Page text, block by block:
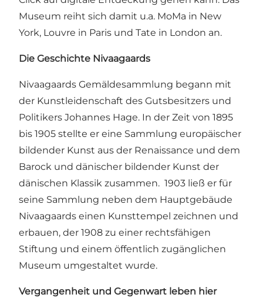
Museum reiht sich damit u.a. MoMa in New
York, Louvre in Paris und Tate in London an.
Die Geschichte Nivaagaards
Nivaagaards Gemäldesammlung begann mit
der Kunstleidenschaft des Gutsbesitzers und
Politikers Johannes Hage. In der Zeit von 1895
bis 1905 stellte er eine Sammlung europäischer
bildender Kunst aus der Renaissance und dem
Barock und dänischer bildender Kunst der
dänischen Klassik zusammen. 1903 ließ er für
seine Sammlung neben dem Hauptgebäude
Nivaagaards einen Kunsttempel zeichnen und
erbauen, der 1908 zu einer rechtsfähigen
Stiftung und einem öffentlich zugänglichen
Museum umgestaltet wurde.
Vergangenheit und Gegenwart leben hier